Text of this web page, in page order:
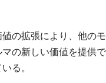
の拡張により、他の
の新しい価値を提供
る。